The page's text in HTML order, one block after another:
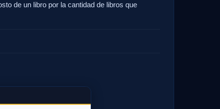
de un libro por la cantidad de libros que